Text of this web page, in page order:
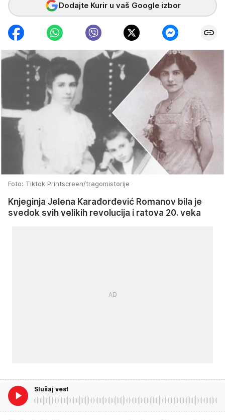
Dodajte Kurir u vaš Google izbor
Foto: Tiktok Printscreen/tragomistorije
Knjeginja Jelena Karađorđević Romanov bila je
svedok svih velikih revolucija i ratova 20. veka
Slušaj vest